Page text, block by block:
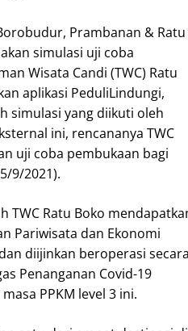
Prambanan & Ratu
simulasi uji coba
Wisata Candi (TWC) Ratu
aplikasi PeduliLindungi,
simulasi yang diikuti oleh
ini, rencananya TWC
uji coba pembukaan bagi
9/2021).
TWC Ratu Boko
Pariwisata dan Ekonomi
diijinkan beroperasi
Penanganan Covid-19
PPKM level 3 ini.